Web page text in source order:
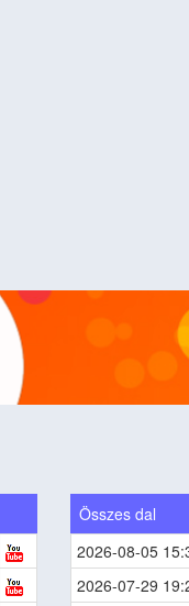
Összes dal
2026-08-05
2026-07-29